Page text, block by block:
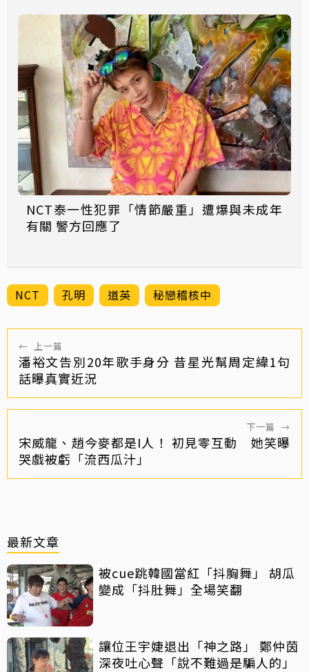
NCT泰一性犯罪「情節嚴重」遭爆與未成年
有關 警方回應了
NCT 孔明 道英 秘戀稽核中
← 上一篇
潘裕文告別20年歌手身分 昔星光幫周定緯1句
話曝真實近況
下一篇 →
宋威龍、趙今麥都是I人！ 初見零互動 她笑曝
哭戲被虧「流西瓜汁」
最新文章
被cue跳韓國當紅「抖胸舞」 胡瓜
變成「抖肚舞」全場笑翻
讓位王宇婕退出「神之路」 鄭仲茵
深夜吐心聲「說不難過是騙人的」